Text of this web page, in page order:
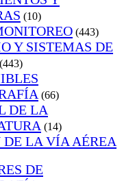
(10)
(443)
Y SISTEMAS DE
(443)
(66)
DE LA
(14)
DE LA VÍA AÉREA
DE